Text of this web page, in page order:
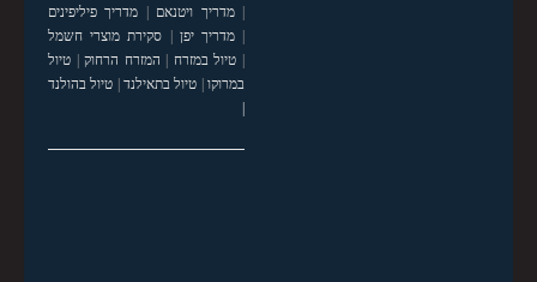
|מדריך ויטנאם | מדריך פיליפינים
|מדריך יפן | סקירת מוצרי חשמל
| טיול במזרח | המזרח הרחוק| טיול
במרוקו| טיול בתאילנד| טיול בהולנד
|